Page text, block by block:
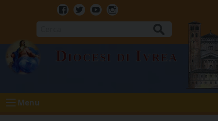
Facebook
TwitterYoutubeInstagram
Diocesi di Ivrea
Menu